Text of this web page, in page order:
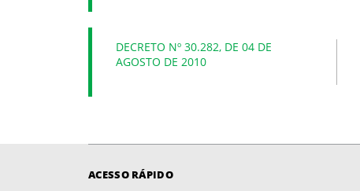
DECRETO Nº 30.282, DE 04 DE
AGOSTO DE 2010
ACESSO RÁPIDO